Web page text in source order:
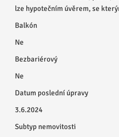
lze hypotečním úvěrem, se
Balkón
Ne
Bezbariérový
Ne
Datum poslední úpravy
3.6.2024
Subtyp nemovitosti